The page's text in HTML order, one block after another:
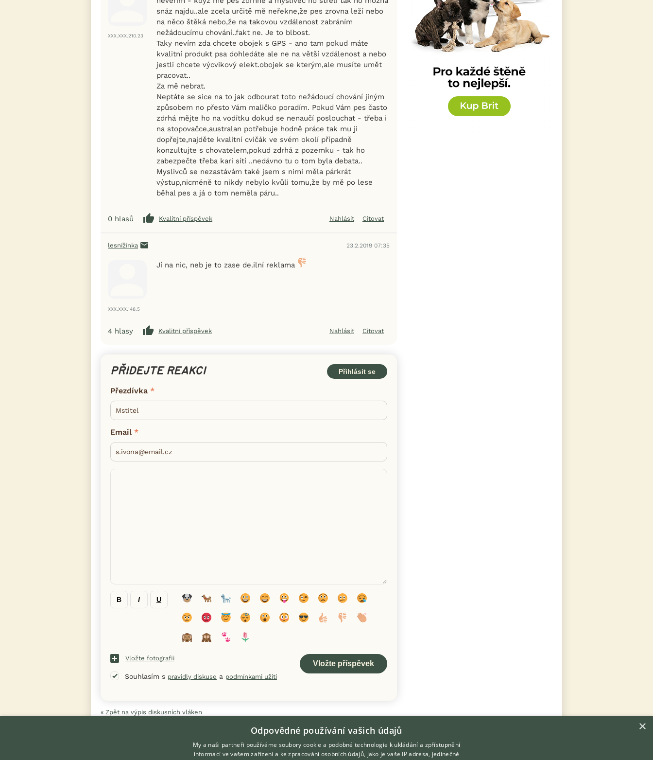
XXX.XXX.210.23
snáz najdu..ale zcela určitě mě neřekne,že pes zrovna leží nebo
na něco štěká nebo,že na takovou vzdálenost zabráním
nežádoucímu chování..fakt ne. Je to blbost.
Taky nevím zda chcete obojek s GPS - ano tam pokud máte
kvalitní produkt psa dohledáte ale ne na větší vzdálenost a nebo
jestli chcete výcvikový elekt.obojek se kterým,ale musíte umět
pracovat..
Za mě nebrat.
Neptáte se sice na to jak odbourat toto nežádoucí chování jiným
způsobem no přesto Vám maličko poradím. Pokud Vám pes často
zdrhá mějte ho na vodítku dokud se nenaučí poslouchat - třeba i
na stopovačce,australan potřebuje hodně práce tak mu ji
dopřejte,najděte kvalitní cvičák ve svém okolí případně
konzultujte s chovatelem,pokud zdrhá z pozemku - tak ho
zabezpečte třeba kari sítí ..nedávno tu o tom byla debata..
Myslivců se nezastávám také jsem s nimi měla párkrát
výstup,nicméně to nikdy nebylo kvůli tomu,že by mě po lese
běhal pes a já o tom neměla páru..
0 hlasů Kvalitní příspěvek Nahlásit Citovat
lesnížínka 23.2.2019 07:35
XXX.XXX.148.5
Jí na nic, neb je to zase de.ilní reklama
4 hlasy Kvalitní příspěvek Nahlásit Citovat
PŘIDEJTE REAKCI Přihlásit se
Přezdívka
Email
B I U
Vložte fotografii
Souhlasím s pravidly diskuse a podmínkami užití
« Zpět na výpis diskusních vláken
×
Odpovědné používání vašich údajů
My a naši partneři používáme soubory cookie a podobné technologie k ukládání a zpřístupnění
informací ve vašem zařízení a ke zpracování osobních údajů, jako je vaše IP adresa, jedinečné